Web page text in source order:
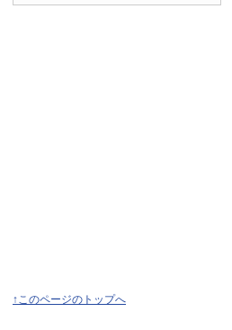
↑このページのトップへ